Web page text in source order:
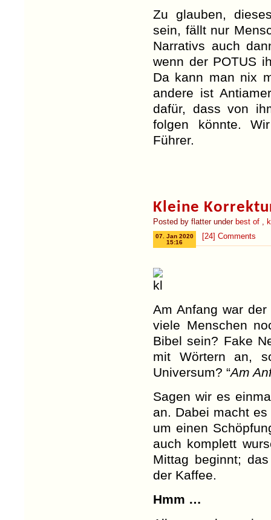
Zu glauben,
sein, fällt nur
Narrativs auch
wenn der POTUS
Da kann man nix
andere ist
dafür, dass von
folgen könnte.
Führer.
Kleine
Posted by flatter under best of ,
[24] Comments
07. Jan 2020
15:16
Am Anfang war
viele Menschen
Bibel sein? Fake
mit Wörtern an,
Universum? “Am
Sagen wir es
an. Dabei macht
um einen
auch komplett
Mittag beginnt;
der Kaffee.
Hmm …